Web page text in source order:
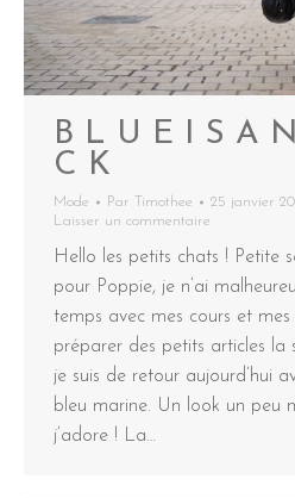
B L U E I S A
C K
Mode Par Timothee
25 janvier
Laisser un commentaire
Hello les petits chats ! Petite
pour Poppie, je n’ai
temps avec mes cours et mes
préparer des petits articles la
je suis de retour aujourd’hui
bleu marine. Un look un peu
j’adore ! La…